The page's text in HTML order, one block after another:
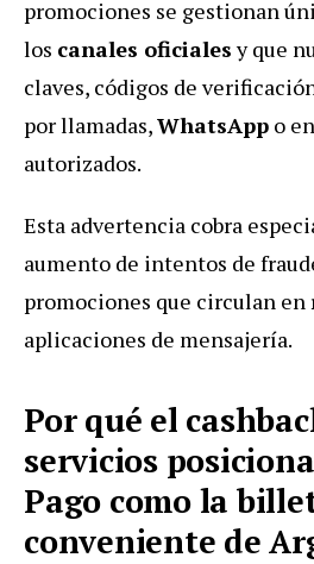
promociones se gestionan
los canales oficialesy que
claves, códigos de
por llamadas,WhatsApp o
autorizados.
Esta advertencia cobra
aumento de intentos de
promociones que circulan en
aplicaciones de mensajería.
Por qué el
servicios
Pago como la
conveniente de